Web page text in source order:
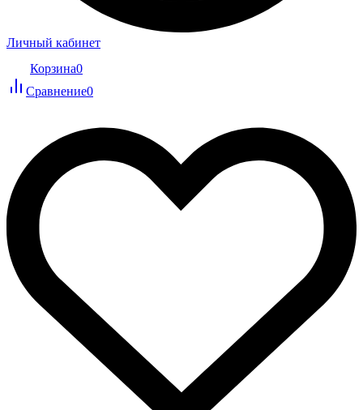
Личный кабинет
Корзина0
Сравнение0